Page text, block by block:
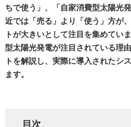
ちで使う」、「自家消費型太陽光
近では「売る」より「使う」方が
トが大きいとして注目を集めてい
型太陽光発電が注目されている理
トを解説し、実際に導入されたシ
ます。
目次